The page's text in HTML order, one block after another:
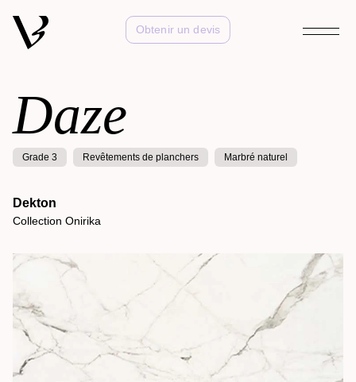
Obtenir un devis
Daze
Grade 3 Revêtements de planchers Marbré naturel
Dekton
Collection Onirika
Kelya
Cette teinte originale, dont les striures claires s’intègrent